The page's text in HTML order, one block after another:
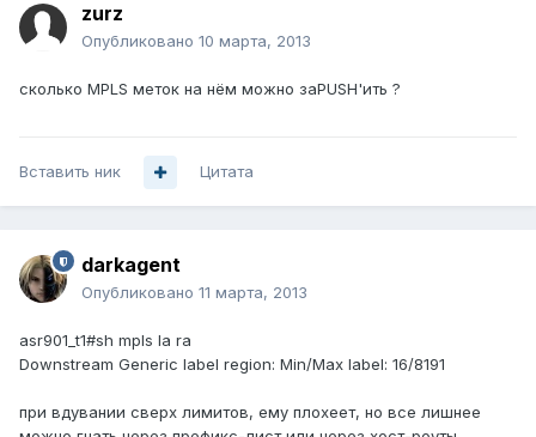
zurz
Опубликовано 10 марта, 2013
сколько MPLS меток на нём можно заPUSH'ить ?
Вставить ник Цитата
darkagent
Опубликовано 11 марта, 2013
asr901_t1#sh mpls la ra
Downstream Generic label region: Min/Max label: 16/8191
при вдувании сверх лимитов, ему плохеет, но все лишнее